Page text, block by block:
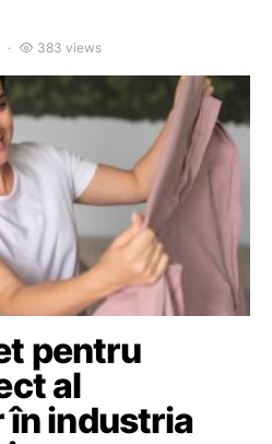
383 views
pentru
al
industria